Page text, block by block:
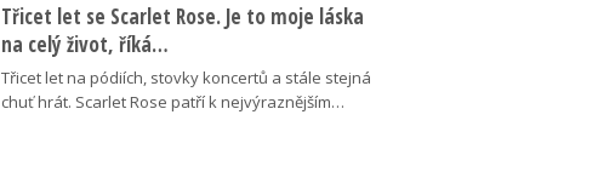
Třicet let se Scarlet Rose. Je to moje láska
na celý život, říká…
Třicet let na pódiích, stovky koncertů a stále stejná
chuť hrát. Scarlet Rose patří k nejvýraznějším…